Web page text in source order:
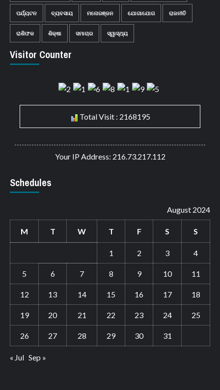
ପର୍ଯ୍ୟଟନ ବ୍ୟବସାୟ ମନୋରଞ୍ଜନ ଯୋଗାଯୋଗ ରାଜନୀତି
ରାଶିଫଳ ଶିକ୍ଷା ସମାଚାର ସ୍ୱାସ୍ଥ୍ୟ
Visitor Counter
Total Visit : 2168195
Your IP Address: 216.73.217.112
Schedules
August 2024
M T W T F S S
1 2 3 4
5 6 7 8 9 10 11
12 13 14 15 16 17 18
19 20 21 22 23 24 25
26 27 28 29 30 31
« Jul Sep »